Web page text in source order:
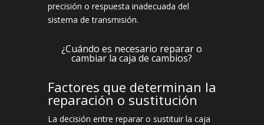
precisión o respuesta inadecuada del
sistema de transmisión.
¿Cuándo es necesario reparar o
cambiar la caja de cambios?
Factores que determinan la
reparación o sustitución
La decisión entre reparar o sustituir la caja